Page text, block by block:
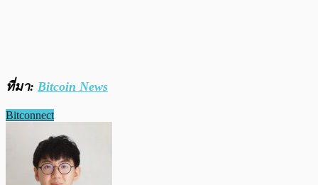
ที่มา: Bitcoin News
Bitconnect